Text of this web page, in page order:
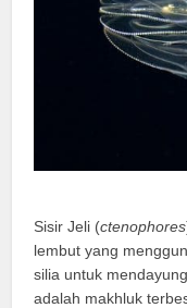
Sisir Jeli (ctenophores
lembut yang
silia untuk
adalah makhluk